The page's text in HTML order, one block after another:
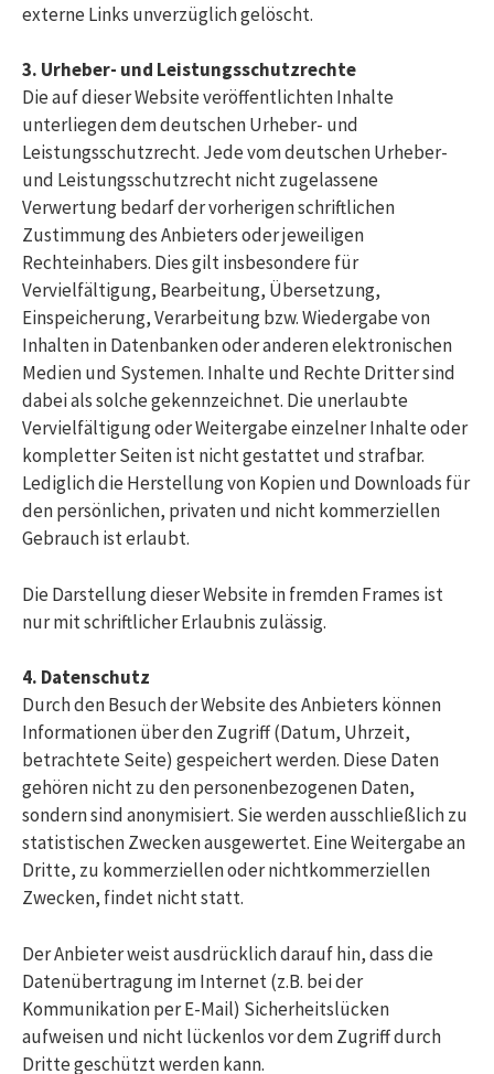
externe Links unverzüglich gelöscht.
3. Urheber- und Leistungsschutzrechte
Die auf dieser Website veröffentlichten Inhalte
unterliegen dem deutschen Urheber- und
Leistungsschutzrecht. Jede vom deutschen Urheber-
und Leistungsschutzrecht nicht zugelassene
Verwertung bedarf der vorherigen schriftlichen
Zustimmung des Anbieters oder jeweiligen
Rechteinhabers. Dies gilt insbesondere für
Vervielfältigung, Bearbeitung, Übersetzung,
Einspeicherung, Verarbeitung bzw. Wiedergabe von
Inhalten in Datenbanken oder anderen elektronischen
Medien und Systemen. Inhalte und Rechte Dritter sind
dabei als solche gekennzeichnet. Die unerlaubte
Vervielfältigung oder Weitergabe einzelner Inhalte oder
kompletter Seiten ist nicht gestattet und strafbar.
Lediglich die Herstellung von Kopien und Downloads für
den persönlichen, privaten und nicht kommerziellen
Gebrauch ist erlaubt.
Die Darstellung dieser Website in fremden Frames ist
nur mit schriftlicher Erlaubnis zulässig.
4. Datenschutz
Durch den Besuch der Website des Anbieters können
Informationen über den Zugriff (Datum, Uhrzeit,
betrachtete Seite) gespeichert werden. Diese Daten
gehören nicht zu den personenbezogenen Daten,
sondern sind anonymisiert. Sie werden ausschließlich zu
statistischen Zwecken ausgewertet. Eine Weitergabe an
Dritte, zu kommerziellen oder nichtkommerziellen
Zwecken, findet nicht statt.
Der Anbieter weist ausdrücklich darauf hin, dass die
Datenübertragung im Internet (z.B. bei der
Kommunikation per E-Mail) Sicherheitslücken
aufweisen und nicht lückenlos vor dem Zugriff durch
Dritte geschützt werden kann.